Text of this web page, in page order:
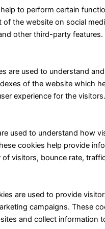
to perform certain
of the website on social
other third-party features.
are used to understand
of the website which
experience for the visitors.
used to understand how
cookies help provide
visitors, bounce rate,
are used to provide
campaigns. These
and collect information